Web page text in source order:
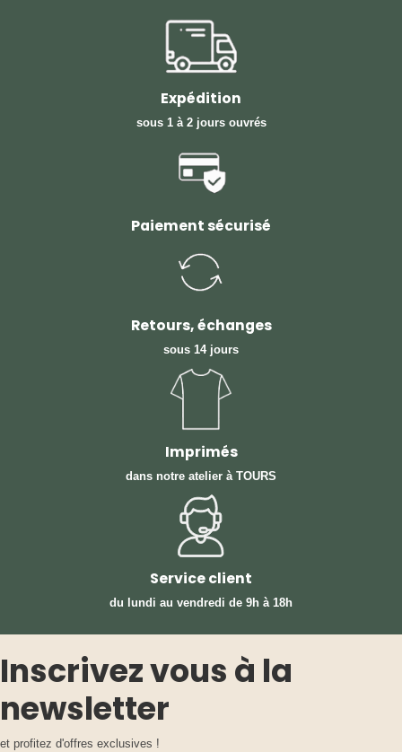
Expédition
sous 1 à 2 jours ouvrés
Paiement sécurisé
Retours, échanges
sous 14 jours
Imprimés
dans notre atelier à TOURS
Service client
du lundi au vendredi de 9h à 18h
Inscrivez vous à la
newsletter
et profitez d'offres exclusives !